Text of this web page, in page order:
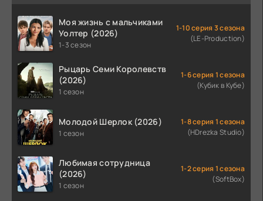
Моя жизнь с мальчиками
Уолтер (2026)
1-3 сезон
1-10 серия 3 сезона
(LE-Production)
Рыцарь Семи Королевств
(2026)
1 сезон
1-6 серия 1 сезона
(Кубик в Кубе)
Молодой Шерлок (2026)
1 сезон
1-8 серия 1 сезона
(HDrezka Studio)
Любимая сотрудница
(2026)
1 сезон
1-2 серия 1 сезона
(SoftBox)